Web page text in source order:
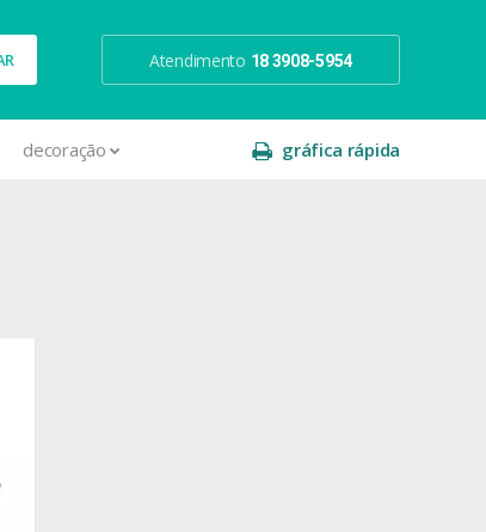
Atendimento 18 3908-5954
decoração gráfica rápida